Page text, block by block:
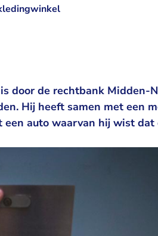
door de rechtbank Midden-
Hij heeft samen met een
auto waarvan hij wist